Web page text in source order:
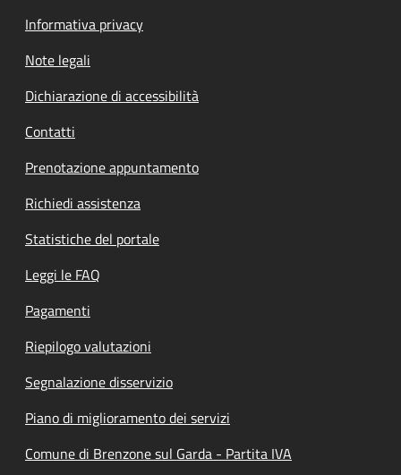
Informativa privacy
Note legali
Dichiarazione di accessibilità
Contatti
Prenotazione appuntamento
Richiedi assistenza
Statistiche del portale
Leggi le FAQ
Pagamenti
Riepilogo valutazioni
Segnalazione disservizio
Piano di miglioramento dei servizi
Comune di Brenzone sul Garda - Partita IVA